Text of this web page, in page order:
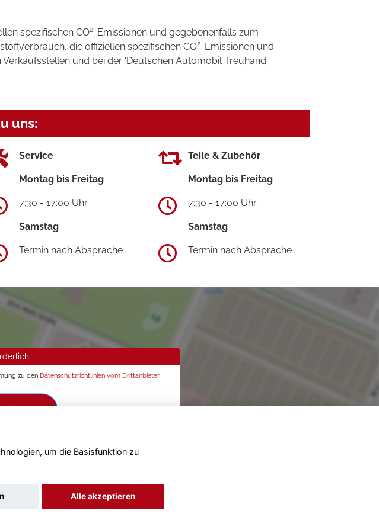
spezifischen CO2-Emissionen und gegebenenfalls zum
die offiziellen spezifischen CO2-Emissionen und
und bei der 'Deutschen Automobil Treuhand
uns:
Service
Montag bis Freitag
7:30 - 17:00 Uhr
Samstag
Termin nach Absprache
Teile & Zubehör
Montag bis Freitag
7:30 - 17:00 Uhr
Samstag
Termin nach Absprache
zu den Datenschutzrichtlinien vom Drittanbieter
um die Basisfunktion zu
Alle akzeptieren